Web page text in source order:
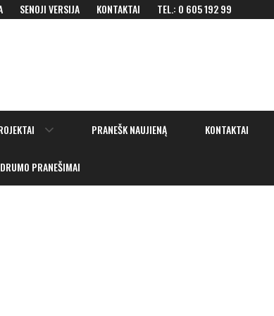
SENOJI VERSIJA KONTAKTAI TEL.: 0 605 192 99
Show
PRANEŠK NAUJIENĄ KONTAKTAI
PRANEŠIMAI